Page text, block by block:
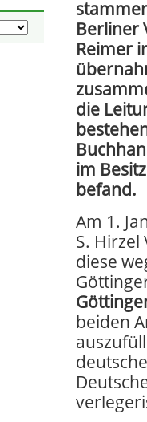
Berliner
Reimer
die
im
befand.
Am 1.
S.
diese
beiden